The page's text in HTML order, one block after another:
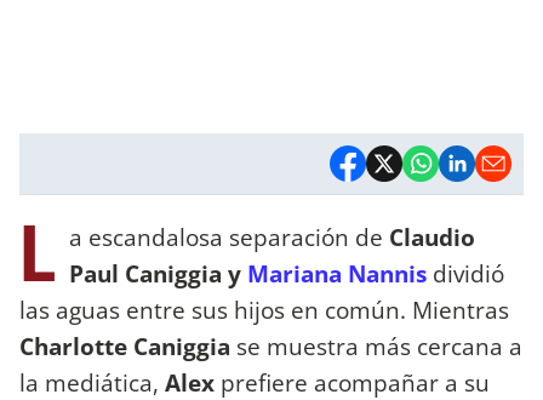
L a escandalosa separación de Claudio
Paul Caniggia y Mariana Nannis dividió
las aguas entre sus hijos en común. Mientras
Charlotte Caniggia se muestra más cercana a
la mediática, Alex prefiere acompañar a su